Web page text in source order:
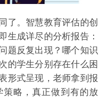
。智慧教育评估的创
生成详尽的分析报告：
题反复出现？哪个知识
的学生分别存在什么困
形式呈现，老师拿到报
略，真正做到有的放